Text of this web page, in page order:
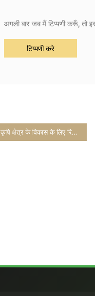
अगली बार जब मैं टिप्पणी करूँ, तो
कृषि क्षेत्र के विकास के लिए रिमोट सेंसिंग